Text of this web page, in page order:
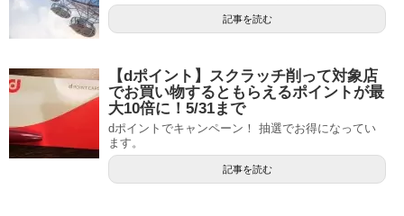
記事を読む
【dポイント】スクラッチ削って対象店
でお買い物するともらえるポイントが最
大10倍に！5/31まで
dポイントでキャンペーン！ 抽選でお得になってい
ます。
記事を読む